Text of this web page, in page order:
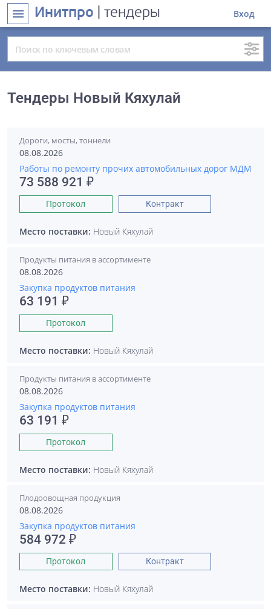
menu Инитпро | тендеры Вход
Тендеры Новый Кяхулай
Дороги, мосты, тоннели
08.08.2026
Работы по ремонту прочих автомобильных дорог МДМ
73 588 921 ₽
Протокол Контракт
Место поставки: Новый Кяхулай
Продукты питания в ассортименте
08.08.2026
Закупка продуктов питания
63 191 ₽
Протокол
Место поставки: Новый Кяхулай
Продукты питания в ассортименте
08.08.2026
Закупка продуктов питания
63 191 ₽
Протокол
Место поставки: Новый Кяхулай
Плодоовощная продукция
08.08.2026
Закупка продуктов питания
584 972 ₽
Протокол Контракт
Место поставки: Новый Кяхулай